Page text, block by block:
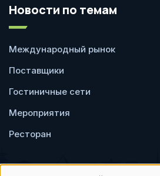
Новости по темам
Международный рынок
Поставщики
Гостиничные сети
Мероприятия
Ресторан